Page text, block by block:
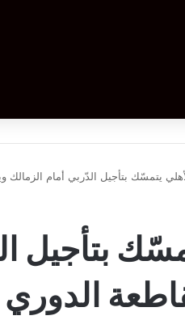
يتمسّك بتأجيل الدّربي أمام
بتأجيل